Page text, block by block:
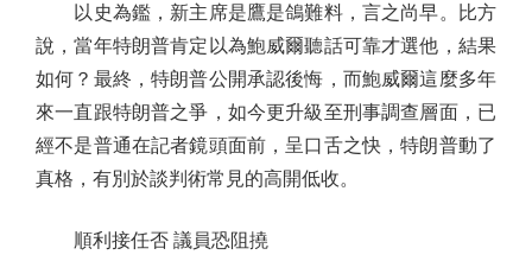
以史為鑑，新主席是鷹是鴿難料，言之尚早。比方
說，當年特朗普肯定以為鮑威爾聽話可靠才選他，結果
如何？最終，特朗普公開承認後悔，而鮑威爾這麼多年
來一直跟特朗普之爭，如今更升級至刑事調查層面，已
經不是普通在記者鏡頭面前，呈口舌之快，特朗普動了
真格，有別於談判術常見的高開低收。
順利接任否 議員恐阻撓